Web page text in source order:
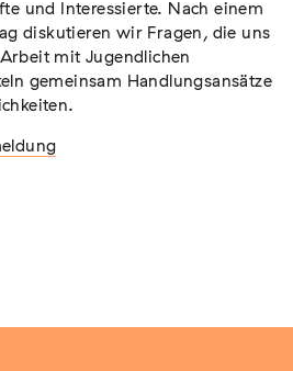
und Interessierte. Nach einem
diskutieren wir Fragen, die uns
mit Jugendlichen
gemeinsam Handlungsansätze